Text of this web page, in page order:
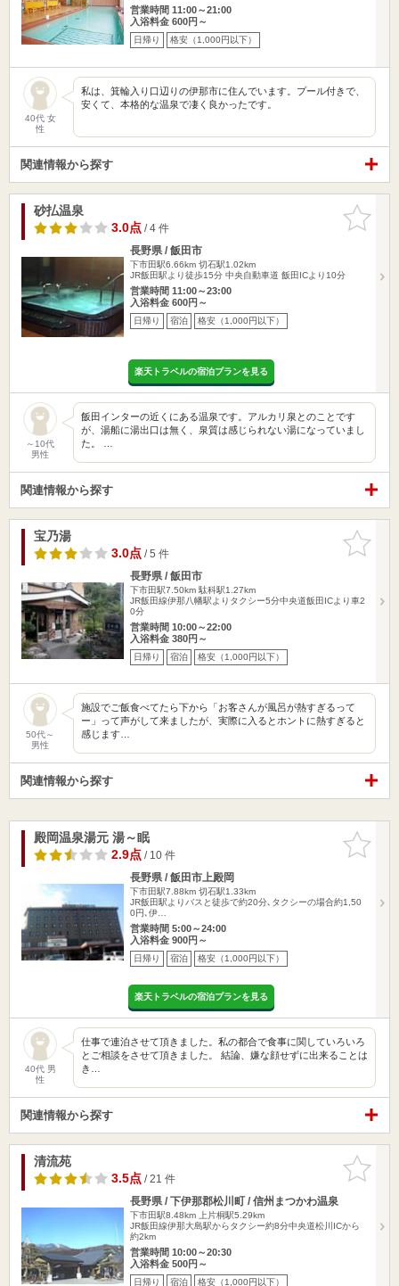
営業時間 11:00～21:00
入浴料金 600円～
日帰り 格安（1,000円以下）
40代 女
性
私は、箕輪入り口辺りの伊那市に住んでいます。プール付きで、
安くて、本格的な温泉で凄く良かったです。
関連情報から探す
お気に入
りに追加
砂払温泉
3.0点/ 4 件
長野県 / 飯田市
下市田駅6.66km 切石駅1.02km
JR飯田駅より徒歩15分 中央自動車道 飯田ICより10分
営業時間 11:00～23:00
入浴料金 600円～
日帰り 宿泊 格安（1,000円以下）
楽天トラベルの宿泊プランを見る
～10代
男性
飯田インターの近くにある温泉です。アルカリ泉とのことです
が、湯船に湯出口は無く、泉質は感じられない湯になっていまし
た。 …
関連情報から探す
お気に入
りに追加
宝乃湯
3.0点/ 5 件
長野県 / 飯田市
下市田駅7.50km 駄科駅1.27km
JR飯田線伊那八幡駅よりタクシー5分中央道飯田ICより車2
0分
営業時間 10:00～22:00
入浴料金 380円～
日帰り 宿泊 格安（1,000円以下）
50代～
男性
施設でご飯食べてたら下から「お客さんが風呂が熱すぎるって
ー」って声がして来ましたが、実際に入るとホントに熱すぎると
感じます…
関連情報から探す
お気に入
りに追加
殿岡温泉湯元 湯～眠
2.9点/ 10 件
長野県 / 飯田市上殿岡
下市田駅7.88km 切石駅1.33km
JR飯田駅よりバスと徒歩で約20分､タクシーの場合約1,50
0円､伊…
営業時間 5:00～24:00
入浴料金 900円～
日帰り 宿泊 格安（1,000円以下）
楽天トラベルの宿泊プランを見る
40代 男
性
仕事で連泊させて頂きました。私の都合で食事に関していろいろ
とご相談をさせて頂きました。 結論、嫌な顔せずに出来ることは
き…
関連情報から探す
お気に入
りに追加
清流苑
3.5点/ 21 件
長野県 / 下伊那郡松川町 / 信州まつかわ温泉
下市田駅8.48km
上片桐駅5.29km
JR飯田線伊那大島駅からタクシー約8分中央道松川ICから
約2km
営業時間 10:00～20:30
入浴料金 500円～
日帰り 宿泊 格安（1,000円以下）